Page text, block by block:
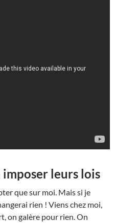
imposer leurs lois
que sur moi. Mais si je
rien ! Viens chez moi,
on galère pour rien. On